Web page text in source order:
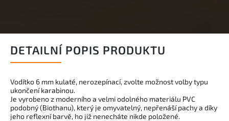
DETAILNÍ POPIS PRODUKTU
Vodítko 6 mm kulaté, nerozepínací, zvolte možnost volby typu
ukončení karabinou.
Je vyrobeno z moderního a velmi odolného materiálu PVC
podobný (Biothanu), který je omyvatelný, nepřenáší pachy a díky
jeho reflexní barvě, ho již nenecháte nikde položené.